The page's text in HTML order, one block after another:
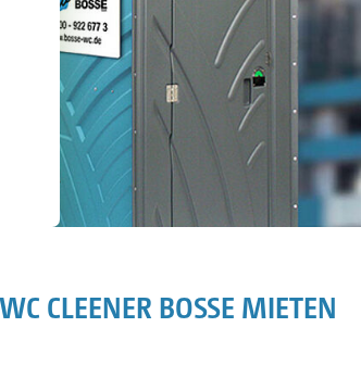
CLEENER BOSSE MIETEN